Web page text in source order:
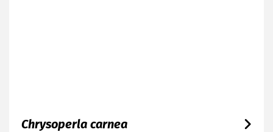
Chrysoperla carnea